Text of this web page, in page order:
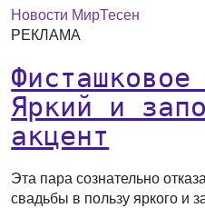
Новости МирТесен
РЕКЛАМА
Яркий и
акцент
Эта пара сознательно
свадьбы в пользу яркого и